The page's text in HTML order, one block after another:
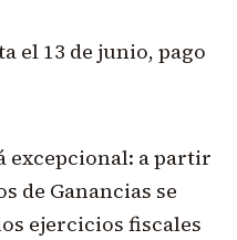
el 13 de junio, pago
excepcional: a partir
de Ganancias se
ejercicios fiscales